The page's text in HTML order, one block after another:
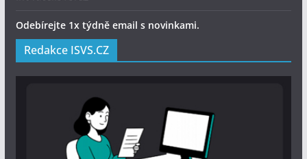
Odebírejte 1x týdně email s novinkami.
Redakce ISVS.CZ